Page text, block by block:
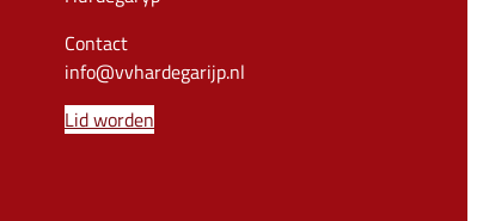
Contact
info@vvhardegarijp.nl
Lid worden